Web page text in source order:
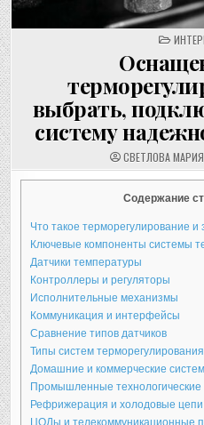
IN
выбрать,
систему
СВЕТЛОВА МАРИЯ
Содержание
Что такое терморегулирование
Ключевые компоненты системы
Датчики температуры
Контроллеры и регуляторы
Исполнительные механизмы
Коммуникация и интерфейсы
Сравнение типов датчиков
Типы систем
Домашние и коммерческие
Промышленные технологические
Рефрижерация и холодовые цепи